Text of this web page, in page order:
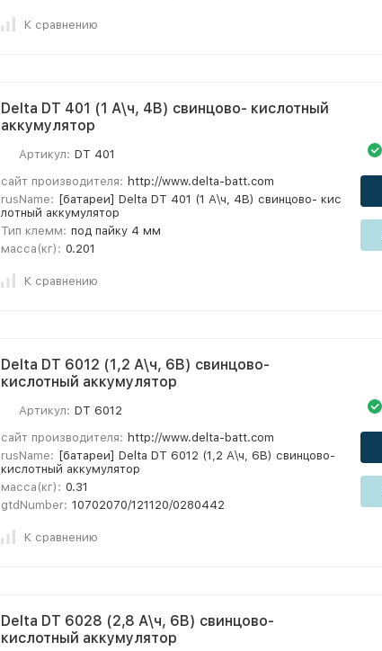
К сравнению
Delta DT 401 (1 А\ч, 4В) свинцово- кислотный
аккумулятор
Артикул: DT 401
сайт производителя: http://www.delta-batt.com
rusName: [батареи] Delta DT 401 (1 А\ч, 4В) свинцово- кис
лотный аккумулятор
Тип клемм: под пайку 4 мм
масса(кг): 0.201
К сравнению
Delta DT 6012 (1,2 А\ч, 6В) свинцово-
кислотный аккумулятор
Артикул: DT 6012
сайт производителя: http://www.delta-batt.com
rusName: [батареи] Delta DT 6012 (1,2 А\ч, 6В) свинцово-
кислотный аккумулятор
масса(кг): 0.31
gtdNumber: 10702070/121120/0280442
К сравнению
Delta DT 6028 (2,8 А\ч, 6В) свинцово-
кислотный аккумулятор